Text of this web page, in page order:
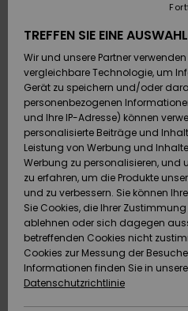
Flip-
Surf
Snow
Flip-
Surf
Snow
FRAUEN
Snow
SURF
Kinder
SNOW
Snow
Kinder
Snow
Damen
DOPPELTER
RABATT
KINDER
Outlet
Frauen
HILFE & KONTAKT
Retouren
Quiksilver
Freedom
NACHHALTIGKEIT
TREFFEN SIE EINE
Wir und unsere Partner
vergleichbare Technologie, um
Gerät zu speichern und/oder
personenbezogenen
und Ihre IP-Adresse) können
personalisierte Beiträge und
Leistung von Werbung und
Werbung zu personalisieren, und
zu erfahren, um die Produkte
und zu verbessern. Sie können
Sie Cookies, die Ihrer
ablehnen oder sich dagegen
betreffenden Cookies nicht
Cookies zur Messung der
Informationen finden Sie in
Datenschutzrichtlinie